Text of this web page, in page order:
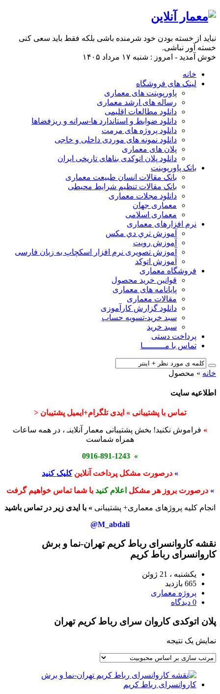
نباید از خسته بودن خود شرمنده باشی بلکه فقط باید سعی کنی
خسته آور نباشی.
خوش آمدید - امروز : شنبه ۱۷ مرداد ۱۴۰۵
خانه
لینک های فروشگاه
پاورپوینت های معماری
رساله های ارشد معماری
دانلود مطالعات اقلیمی
دانلود ضوابط و استاندارد ها-سرانه و ریزفضاها
دانلود پروژه های مرمت
دانلود نمونه های موردی داخلی و خاجی
پلان های معماری
دانلود پلان اتوکدی بناهای تاریخی ایران
بانک پاورپوینت
بانک مقالات انسان طبیعت معماری
بانک مقالات تنظیم شرایط محیطی
دانلود مجلات معماری
معماری جهان
معماری اسلامی
نرم افزارهای معماری
آﻣﻮزش ﺗﺮي دي ﻣﮑﺲ
آموزش رویت
آموزش تصویری نرم افزار اسکچاپ به زبان فارسی
آموزش اتوکد
فروشگاه معماری
قوانین خرید محصول
پایانامه های معماری
مقالات معماری
دانلود گزارش کارآموزی
سبد خرید-تسویه حساب
سبد خرید
پرداخت دستی
تماس با مـــــــــا
خانه » محصول
اطلاعیه سایت
تماس با پشتیبانی » ایدی تلگرام+ایمیل پشتیبان <
» فراموش نکنید! بخش پشتیبانی معمار آنلاینـ ، در همه ساعات
همراه شماست
» 0916-891-1243
» درصورت مشکل پرداخت آنلاینکلیک کنید
» درصورت بروز هر مشکل اعلام کنید با شما تماس خواهیم گرفت
انجام کلیه پروژهای معماری+ پشتیبانی » با ایدی زیر در تماس باشید
M_abdali@
نقشه کاروانسرای رباط کریم تهران-نما و برش
کاروانسرای رباط کریم
یکشنبه ، 21 ژوئن
665 بازدید
پروژه معماری
0 دیدگاه
پلان اتوکدی کاروان سرای رباط کریم تهران
نمایش یک نتیجه